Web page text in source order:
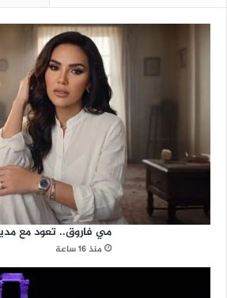
مي فاروق.. تعود مع
منذ 16 ساعة